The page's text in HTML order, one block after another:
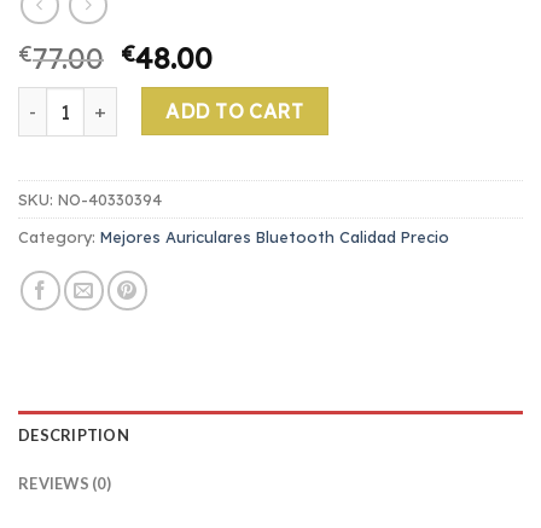
€77.00 €48.00
mejores auriculares bluetooth calidad precio quantity
ADD TO CART
SKU: NO-40330394
Category: Mejores Auriculares Bluetooth Calidad Precio
DESCRIPTION
REVIEWS (0)